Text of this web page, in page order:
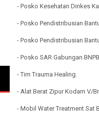
- Posko Kesehatan Dinkes
- Posko Pendistribusian
- Posko Pendistribusian
- Posko SAR Gabungan
- Tim Trauma Healing.
- Alat Berat Zipur Kodam V/
- Mobil Water Treatment Sat